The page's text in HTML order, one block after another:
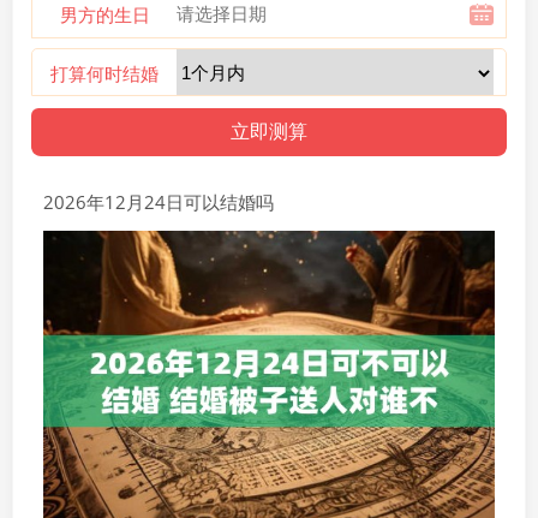
男方的生日
打算何时结婚
2026年12月24日可以结婚吗